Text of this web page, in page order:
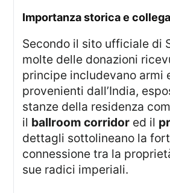
importanza storica e
Secondo il sito ufficiale di Sandringham,
molte delle donazioni
principe includevano armi
provenienti dall’India,
stanze della residenza
il ballroom corridor ed il
dettagli sottolineano la
connessione tra la
sue radici imperiali.